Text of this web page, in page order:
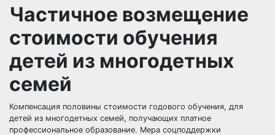
Частичное возмещение
стоимости обучения
детей из многодетных
семей
Компенсация половины стоимости годового обучения, для
детей из многодетных семей, получающих платное
профессиональное образование. Мера соцподдержки